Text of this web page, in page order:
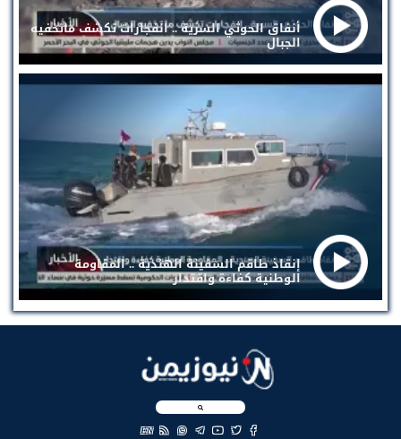
أنفاق الحوثي السرية .. انفجارات تكشف ماتخفيه
الجبال
إنقاذ طاقم السفينة الهندية .. المقاومة
الوطنية كفاءة واقتدار
EN